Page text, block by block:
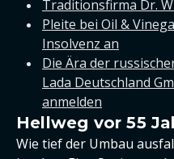
Traditionsfirma Dr.
Pleite bei Oil &
Insolvenz an
Die Ära der
Lada Deutschland
anmelden
Hellweg vor 55
Wie tief der Umbau